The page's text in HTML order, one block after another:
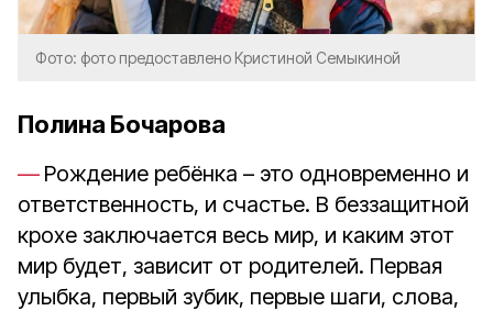
Фото: фото предоставлено Кристиной Семыкиной
Полина Бочарова
Рождение ребёнка – это одновременно и
ответственность, и счастье. В беззащитной
крохе заключается весь мир, и каким этот
мир будет, зависит от родителей. Первая
улыбка, первый зубик, первые шаги, слова,